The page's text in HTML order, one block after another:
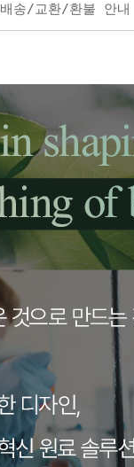
배송/교환/환불 안내